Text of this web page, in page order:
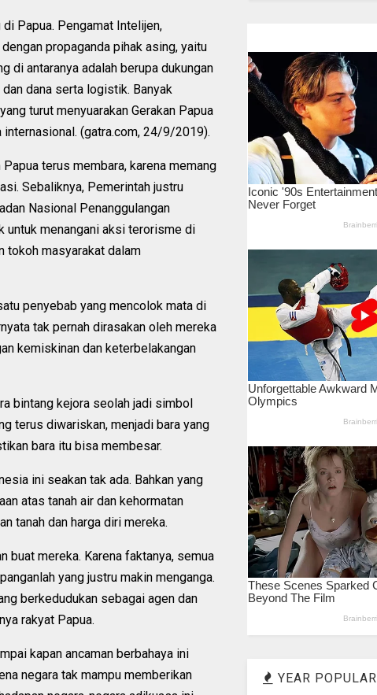
Papua. Pengamat Intelijen,
propaganda pihak asing, yaitu
di antaranya adalah berupa dukungan
dana serta logistik. Banyak
turut menyuarakan Gerakan Papua
(gatra.com, 24/9/2019).
terus membara, karena memang
Sebaliknya, Pemerintah justru
Nasional Penanggulangan
untuk menangani aksi terorisme di
tokoh masyarakat dalam
penyebab yang mencolok mata di
tak pernah dirasakan oleh mereka
kemiskinan dan keterbelakangan
bintang kejora seolah jadi simbol
terus diwariskan, menjadi bara yang
bara itu bisa membesar.
ini seakan tak ada. Bahkan yang
atas tanah air dan kehormatan
tanah dan harga diri mereka.
buat mereka. Karena faktanya, semua
yang justru makin menganga.
berkedudukan sebagai agen dan
rakyat Papua.
kapan ancaman berbahaya ini
negara tak mampu memberikan
YEAR POPULAR